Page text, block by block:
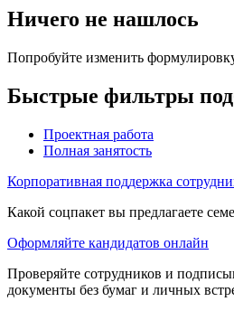
Ничего не нашлось
Попробуйте изменить
Быстрые фильтры
Проектная работа
Полная занятость
Корпоративная поддержка
Какой соцпакет вы предлагаете
Оформляйте кандидатов онлайн
Проверяйте сотрудников и
документы без бумаг и личных